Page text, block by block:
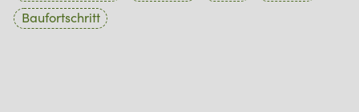
Baufortschritt